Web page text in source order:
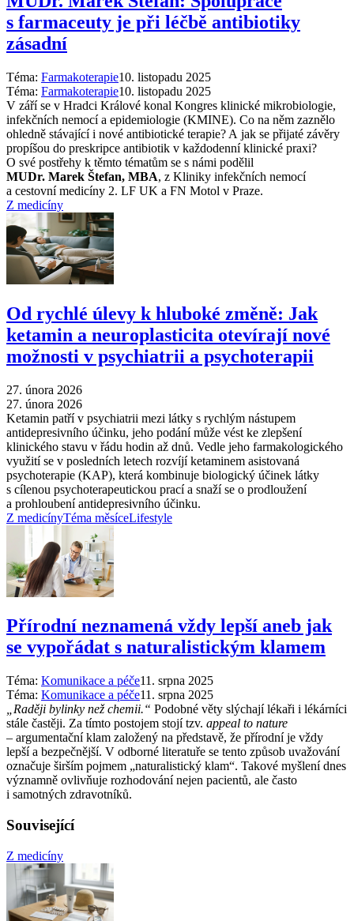
s farmaceuty je při léčbě antibiotiky
zásadní
Téma: Farmakoterapie10. listopadu 2025
Téma: Farmakoterapie10. listopadu 2025
V září se v Hradci Králové konal Kongres klinické mikrobiologie,
infekčních nemocí a epidemiologie (KMINE). Co na něm zaznělo
ohledně stávající i nové antibiotické terapie? A jak se přijaté závěry
propíšou do preskripce antibiotik v každodenní klinické praxi?
O své postřehy k těmto tématům se s námi podělil
MUDr. Marek Štefan, MBA, z Kliniky infekčních nemocí
a cestovní medicíny 2. LF UK a FN Motol v Praze.
Z medicíny
Od rychlé úlevy k hluboké změně: Jak
ketamin a neuroplasticita otevírají nové
možnosti v psychiatrii a psychoterapii
27. února 2026
27. února 2026
Ketamin patří v psychiatrii mezi látky s rychlým nástupem
antidepresivního účinku, jeho podání může vést ke zlepšení
klinického stavu v řádu hodin až dnů. Vedle jeho farmakologického
využití se v posledních letech rozvíjí ketaminem asistovaná
psychoterapie (KAP), která kombinuje biologický účinek látky
s cílenou psychoterapeutickou prací a snaží se o prodloužení
a prohloubení antidepresivního účinku.
Z medicínyTéma měsíceLifestyle
Přírodní neznamená vždy lepší aneb jak
se vypořádat s naturalistickým klamem
Téma: Komunikace a péče11. srpna 2025
Téma: Komunikace a péče11. srpna 2025
„Raději bylinky než chemii.“ Podobné věty slýchají lékaři i lékárníci
stále častěji. Za tímto postojem stojí tzv. appeal to nature
–⁠ argumentační klam založený na představě, že přírodní je vždy
lepší a bezpečnější. V odborné literatuře se tento způsob uvažování
označuje širším pojmem „naturalistický klam“. Takové myšlení dnes
významně ovlivňuje rozhodování nejen pacientů, ale často
i samotných zdravotníků.
Související
Z medicíny